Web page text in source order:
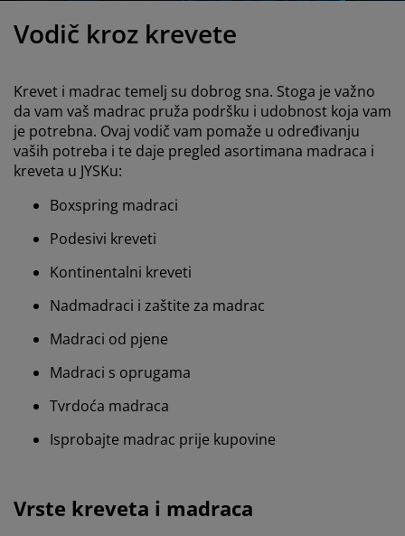
za spavaću sobu
madraci
kreveti
namještaja
rasvjeta
soba
Vodič kroz krevete
Krevet i madrac temelj su dobrog sna. Stoga je važno
da vam vaš madrac pruža podršku i udobnost koja vam
je potrebna. Ovaj vodič vam pomaže u određivanju
vaših potreba i te daje pregled asortimana madraca i
kreveta u JYSKu:
Boxspring madraci
Podesivi kreveti
Kontinentalni kreveti
Nadmadraci i zaštite za madrac
Madraci od pjene
Madraci s oprugama
Tvrdoća madraca
Isprobajte madrac prije kupovine
Vrste kreveta i madraca